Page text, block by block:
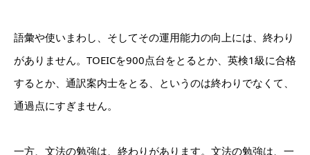
語彙や使いまわし、そしてその運用能力の向上には、終わり
がありません。TOEICを900点台をとるとか、英検1級に合格
するとか、通訳案内士をとる、というのは終わりでなくて、
通過点にすぎません。
一方、文法の勉強は、終わりがあります。文法の勉強は、一